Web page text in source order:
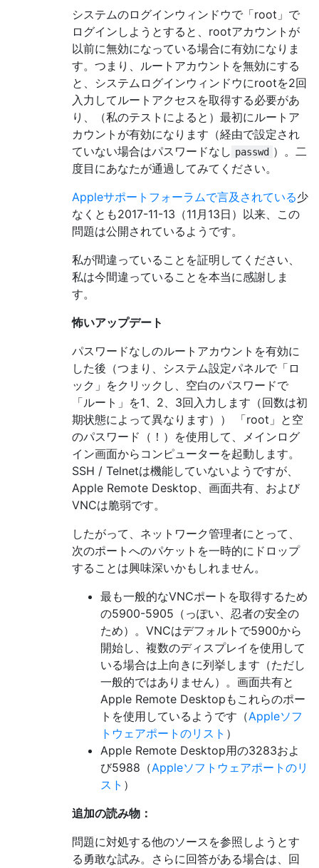
システムのログインウィンドウで「root」で
ログインしようとすると、rootアカウントが
以前に無効になっている場合に有効になりま
す。つまり、ルートアカウントを無効にする
と、システムログインウィンドウにrootを2回
入力してルートアクセスを取得する必要があ
り、（私のテストによると）最初にルートア
カウントが有効になります（経由で設定され
ていない場合はパスワードなし passwd ）。二
度目にあなたが通過してみてください。
Appleサポートフォーラムで言及されている少
なくとも2017-11-13（11月13日）以来、この
問題は公開されているようです。
私が間違っていることを証明してください、
私は今間違っていることを本当に感謝しま
す。
怖いアップデート
パスワードなしのルートアカウントを有効に
した後（つまり、システム設定パネルで「ロ
ック」をクリックし、空白のパスワードで
「ルート」を1、2、3回入力します（回数は初
期状態によって異なります）） 「root」と空
のパスワード（！）を使用して、メインログ
イン画面からコンピューターを起動します。
SSH / Telnetは機能していないようですが、
Apple Remote Desktop、画面共有、および
VNCは脆弱です。
したがって、ネットワーク管理者にとって、
次のポートへのパケットを一時的にドロップ
することは興味深いかもしれません。
最も一般的なVNCポートを取得するため
の5900-5905（っぽい、忍者の安全の
ため）。VNCはデフォルトで5900から
開始し、複数のディスプレイを使用して
いる場合は上向きに列挙します（ただし
一般的ではありません）。画面共有と
Apple Remote Desktopもこれらのポー
トを使用しているようです（Appleソフ
トウェアポートのリスト ）
Apple Remote Desktop用の3283およ
び5988（Appleソフトウェアポートのリ
スト ）
追加の読み物：
問題に対処する他のソースを参照しようとす
る勇敢な試み。さらに回答がある場合は、回